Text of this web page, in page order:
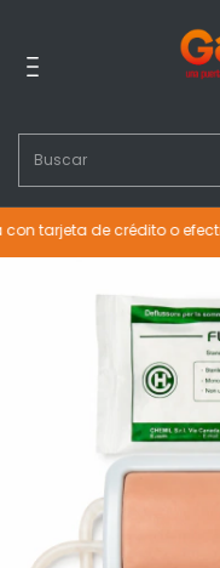
de crédito o efectivo